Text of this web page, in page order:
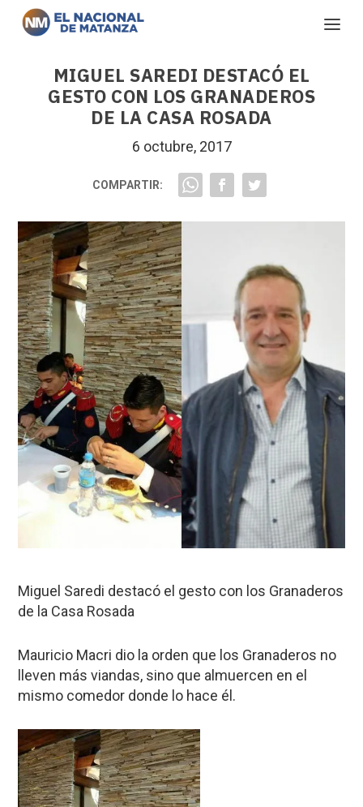
MIGUEL SAREDI DESTACÓ EL
GESTO CON LOS GRANADEROS
DE LA CASA ROSADA
6 octubre, 2017
COMPARTIR:
Miguel Saredi destacó el gesto con los Granaderos
de la Casa Rosada
Mauricio Macri dio la orden que los Granaderos no
lleven más viandas, sino que almuercen en el
mismo comedor donde lo hace él.